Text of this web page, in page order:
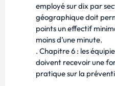
employé sur dix par
géographique doit
points un effectif
moins d’une minute.
. Chapitre 6 : les
doivent recevoir une
pratique sur la